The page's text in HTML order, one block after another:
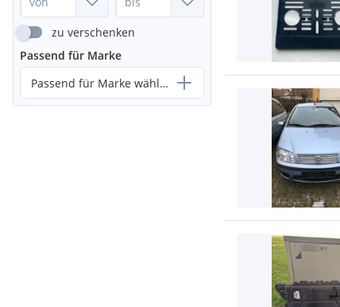
zu verschenken
Passend für Marke
Passend für Marke wählen...